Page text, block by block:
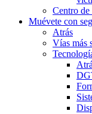
Centro de
Muévete con
Atrás
Vías más